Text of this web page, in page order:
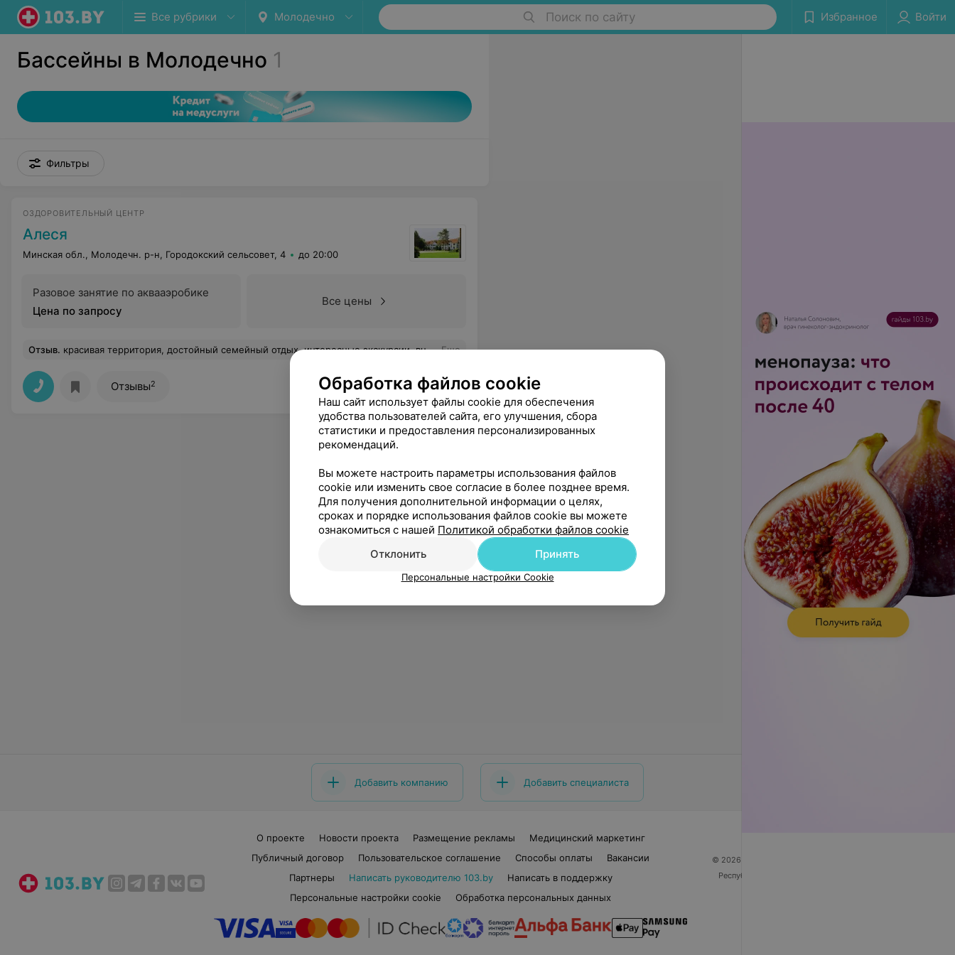
Все рубрики Молодечно Поиск по сайту Избранное Войти
Бассейны в Молодечно 1
Фильтры
ОЗДОРОВИТЕЛЬНЫЙ ЦЕНТР
Алеся
Минская обл., Молодечн. р-н, Городокский сельсовет, 4 до 20:00
Разовое занятие по аквааэробике
Цена по запросу
Все цены
Отзыв. красивая территория, достойный семейный отдых, интересные экскурсии, внимательное отношение персонала, хорошее питание и мед.обслуживание. Еще
Отзывы2
Добавить компанию Добавить специалиста
О проекте Новости проекта Размещение рекламы
Медицинский маркетинг
Публичный договор
Пользовательское соглашение Способы оплаты
Вакансии
Партнеры
Написать руководителю 103.by
Написать в поддержку
Персональные настройки cookie
Обработка персональных данных
© 2026 ООО «Артокс Лаб», УНП 191700409
Республика Беларусь, г. Минск, улица Толбухина, 2,
Обработка файлов cookie
Наш сайт использует файлы cookie для обеспечения
удобства пользователей сайта, его улучшения, сбора
статистики и предоставления персонализированных
рекомендаций.
Вы можете настроить параметры использования файлов
cookie или изменить свое согласие в более позднее время.
Для получения дополнительной информации о целях,
сроках и порядке использования файлов cookie вы можете
ознакомиться с нашей Политикой обработки файлов cookie
Отклонить
Принять
Персональные настройки Cookie